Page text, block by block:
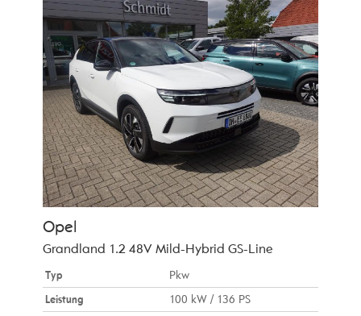
Opel
Grandland 1.2 48V Mild-Hybrid GS-Line
Typ
Pkw
Leistung
100 kW / 136 PS